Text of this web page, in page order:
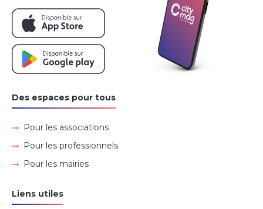
Des espaces pour tous
Pour les associations
Pour les professionnels
Pour les mairies
Liens utiles